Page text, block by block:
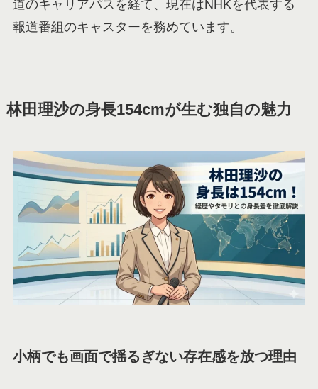
道のキャリアパスを経て、現在はNHKを代表する
報道番組のキャスターを務めています。
林田理沙の身長154cmが生む独自の魅力
小柄でも画面で揺るぎない存在感を放つ理由